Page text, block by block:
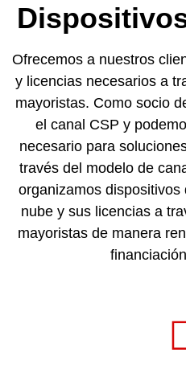
Ofrecemos a nuestros
y licencias necesarios a
mayoristas. Como socio
el canal CSP y
necesario para
través del modelo de
organizamos
nube y sus licencias a
mayoristas de manera